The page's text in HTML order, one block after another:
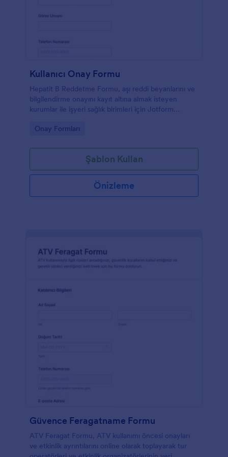
Kullanıcı Onay Formu
Hepatit B Reddetme Formu, aşı reddi beyanlarını ve
bilgilendirme onayını kayıt altına almak isteyen
kurumlar ile işyeri sağlık birimleri için Jotform
Go to Category:
Onay Formları
Şablon Kullan
Önizleme
Güvence Feragatname Formu
ATV Feragat Formu, ATV kullanımı öncesi onayları
ve etkinlik ayrıntılarını online olarak toplayarak tur